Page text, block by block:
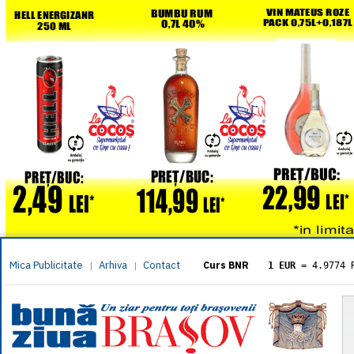
Mica Publicitate | Arhiva | Contact Curs BNR 1 EUR = 4.9774
= 5.8304
1 XAU= 464.4611
1 AED= 1.1933
1 AUD= 2.7957
1 BGN= 2.5449